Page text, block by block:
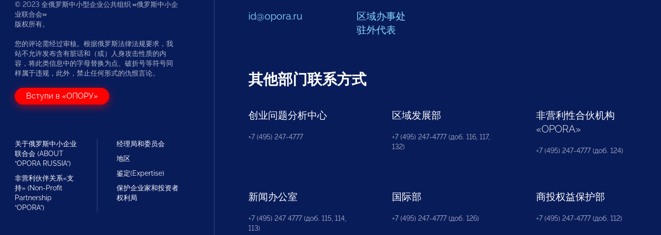
© 2023 全俄罗斯中小型企业公共组织 «俄罗斯中小企
业联合会»
版权所有。
您的评论需经过审核。根据俄罗斯法律法规要求，我
站不允许发布含有脏话和（或）人身攻击性质的内
容，将此类信息中的字母替换为点、破折号等符号同
样属于违规，此外，禁止任何形式的仇恨言论。
Вступи в «ОПОРУ»
关于俄罗斯中小企业
联合会 (ABOUT
“OPORA RUSSIA”)
非营利伙伴关系«支
持» (Non-Profit
Partnership
“OPORA”)
经理局和委员会
地区
鉴定(Expertise)
保护企业家和投资者
权利局
id@opora.ru
区域办事处
驻外代表
其他部门联系方式
创业问题分析中心
+7 (495) 247-4777
区域发展部
+7 (495) 247-4777 (доб. 116, 117,
132)
非营利性合伙机构
«OPORA»
+7 (495) 247-4777 (доб. 124)
新闻办公室
+7 (495) 247 4777 (доб. 115, 114,
113)
国际部
+7 (495) 247-4777 (доб. 126)
商投权益保护部
+7 (495) 247-4777 (доб. 112)